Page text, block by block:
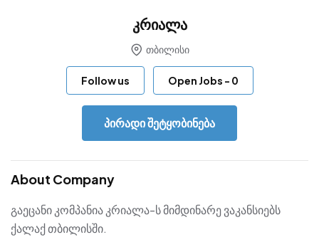
კრიალა
თბილისი
Follow us Open Jobs - 0
პირადი შეტყობინება
About Company
გაეცანი კომპანია კრიალა-ს მიმდინარე ვაკანსიებს
ქალაქ თბილისში.